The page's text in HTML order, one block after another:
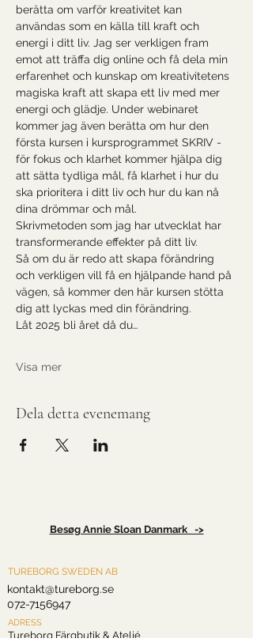
berätta om varför kreativitet kan
användas som en källa till kraft och
energi i ditt liv. Jag ser verkligen fram
emot att träffa dig online och få dela min
erfarenhet och kunskap om kreativitetens
magiska kraft att skapa ett liv med mer
energi och glädje. Under webinaret
kommer jag även berätta om hur den
första kursen i kursprogrammet SKRIV -
för fokus och klarhet kommer hjälpa dig
att sätta tydliga mål, få klarhet i hur du
ska prioritera i ditt liv och hur du kan nå
dina drömmar och mål.
Skrivmetoden som jag har utvecklat har
transformerande effekter på ditt liv.
Så om du är redo att skapa förändring
och verkligen vill få en hjälpande hand på
vägen, så kommer den här kursen stötta
dig att lyckas med din förändring.
Låt 2025 bli året då du…
Visa mer
Dela detta evenemang
Besøg Annie Sloan Danmark ->
TUREBORG SWEDEN AB
kontakt@tureborg.se
072-7156947
ADRESS
Tureborg Färgbutik & Ateljé